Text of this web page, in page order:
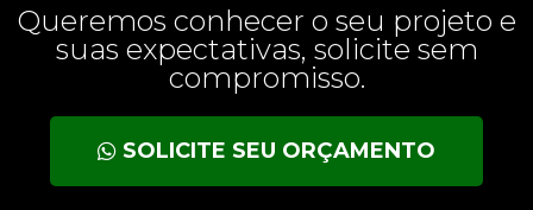
Queremos conhecer o seu projeto e
suas expectativas, solicite sem
compromisso.
SOLICITE SEU ORÇAMENTO